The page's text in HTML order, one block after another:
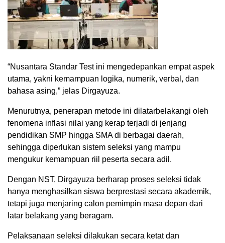
“Nusantara Standar Test ini mengedepankan empat aspek
utama, yakni kemampuan logika, numerik, verbal, dan
bahasa asing,” jelas Dirgayuza.
Menurutnya, penerapan metode ini dilatarbelakangi oleh
fenomena inflasi nilai yang kerap terjadi di jenjang
pendidikan SMP hingga SMA di berbagai daerah,
sehingga diperlukan sistem seleksi yang mampu
mengukur kemampuan riil peserta secara adil.
Dengan NST, Dirgayuza berharap proses seleksi tidak
hanya menghasilkan siswa berprestasi secara akademik,
tetapi juga menjaring calon pemimpin masa depan dari
latar belakang yang beragam.
Pelaksanaan seleksi dilakukan secara ketat dan